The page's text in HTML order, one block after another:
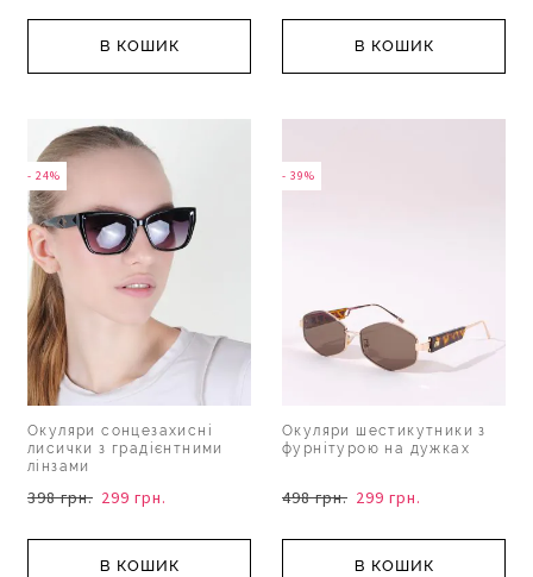
В КОШИК В КОШИК
- 24%
Окуляри сонцезахисні
лисички з градієнтними
лінзами
398 грн. 299 грн.
В КОШИК
- 39%
Окуляри шестикутники з
фурнітурою на дужках
498 грн. 299 грн.
В КОШИК